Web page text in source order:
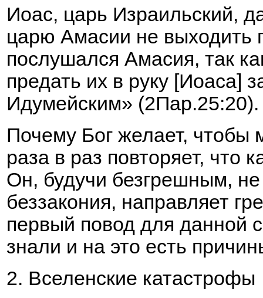
Иоас, царь Израильский,
царю Амасии не выходить
послушался Амасия, так
предать их в руку [Иоаса]
Идумейским» (2Пар.25:20).
Почему Бог желает, чтобы
раза в раз повторяет, что
Он, будучи безгрешным,
беззакония, направляет
первый повод для данной
знали и на это есть
2. Вселенские катастрофы